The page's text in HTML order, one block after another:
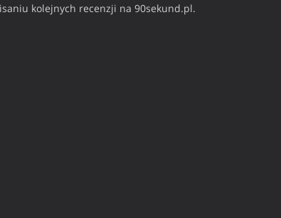
kolejnych recenzji na 90sekund.pl.